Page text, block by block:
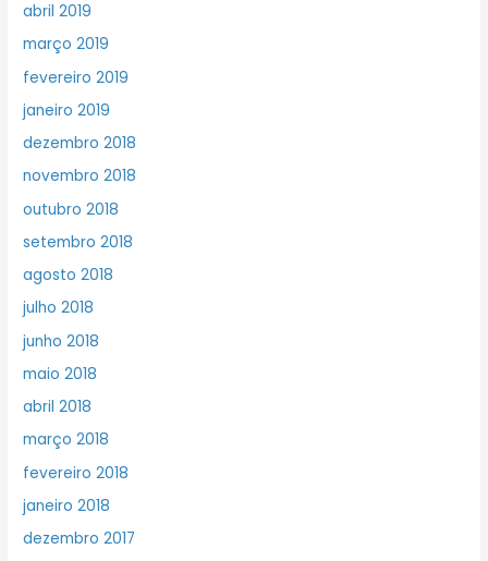
abril 2019
março 2019
fevereiro 2019
janeiro 2019
dezembro 2018
novembro 2018
outubro 2018
setembro 2018
agosto 2018
julho 2018
junho 2018
maio 2018
abril 2018
março 2018
fevereiro 2018
janeiro 2018
dezembro 2017